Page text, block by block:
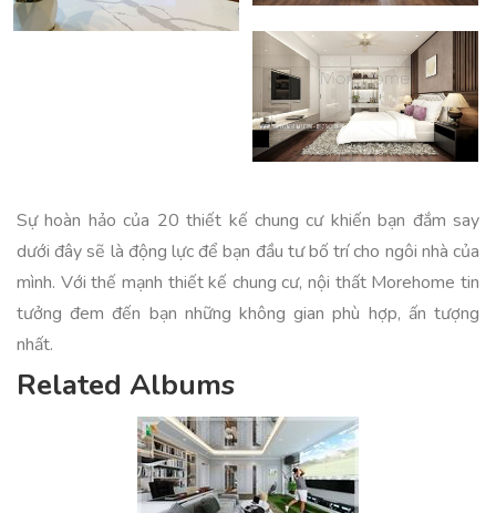
Sự hoàn hảo của 20 thiết kế chung cư khiến bạn đắm say
dưới đây sẽ là động lực để bạn đầu tư bố trí cho ngôi nhà của
mình. Với thế mạnh thiết kế chung cư, nội thất Morehome tin
tưởng đem đến bạn những không gian phù hợp, ấn tượng
nhất.
Related Albums